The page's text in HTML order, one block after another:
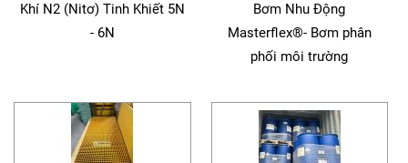
Khí N2 (Nitơ) Tinh Khiết 5N
- 6N
Bơm Nhu Động
Masterflex®- Bơm phân
phối môi trường